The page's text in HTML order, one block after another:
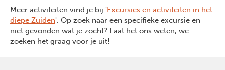
Meer activiteiten vind je bij 'Excursies en activiteiten in het
diepe Zuiden'. Op zoek naar een specifieke excursie en
niet gevonden wat je zocht? Laat het ons weten, we
zoeken het graag voor je uit!